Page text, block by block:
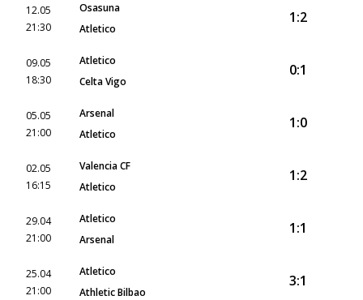
12.05
21:30
Osasuna
Atletico
1:2
09.05
18:30
Atletico
Celta Vigo
0:1
05.05
21:00
Arsenal
Atletico
1:0
02.05
16:15
Valencia CF
Atletico
1:2
29.04
21:00
Atletico
Arsenal
1:1
25.04
21:00
Atletico
Athletic Bilbao
3:1